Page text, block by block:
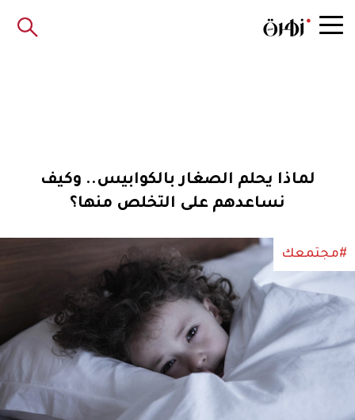
لماذا يحلم الصغار بالكوابيس.. وكيف
نساعدهم على التخلص منها؟
#مجتمعك